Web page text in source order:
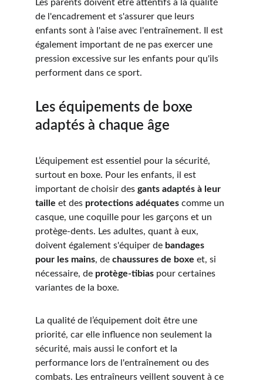
Les parents doivent être attentifs à la qualité
de l'encadrement et s'assurer que leurs
enfants sont à l'aise avec l'entraînement. Il est
également important de ne pas exercer une
pression excessive sur les enfants pour qu'ils
performent dans ce sport.
Les équipements de boxe
adaptés à chaque âge
L’équipement est essentiel pour la sécurité,
surtout en boxe. Pour les enfants, il est
important de choisir des gants adaptés à leur
taille et des protections adéquates comme un
casque, une coquille pour les garçons et un
protège-dents. Les adultes, quant à eux,
doivent également s'équiper de bandages
pour les mains, de chaussures de boxe et, si
nécessaire, de protège-tibias pour certaines
variantes de la boxe.
La qualité de l’équipement doit être une
priorité, car elle influence non seulement la
sécurité, mais aussi le confort et la
performance lors de l'entraînement ou des
combats. Les entraîneurs veillent souvent à ce